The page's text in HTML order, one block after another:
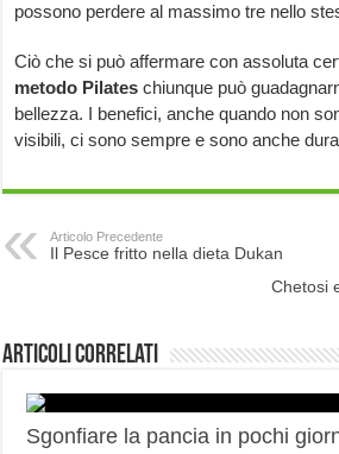
possono perdere al massimo tre nello
Ciò che si può affermare con assoluta
metodo Pilates chiunque può
bellezza. I benefici, anche quando non
visibili, ci sono sempre e sono anche
Articolo Precedente
Il Pesce fritto nella dieta Dukan
Chetosi
Articoli correlati
Sgonfiare la pancia in pochi